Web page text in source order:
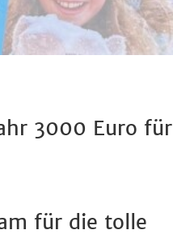
3000 Euro für
für die tolle